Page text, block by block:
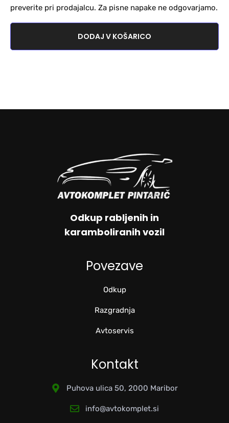
preverite pri prodajalcu. Za pisne napake ne odgovarjamo.
DODAJ V KOŠARICO
Odkup rabljenih in
karamboliranih vozil
Povezave
Odkup
Razgradnja
Avtoservis
Kontakt
Puhova ulica 50, 2000 Maribor
info@avtokomplet.si